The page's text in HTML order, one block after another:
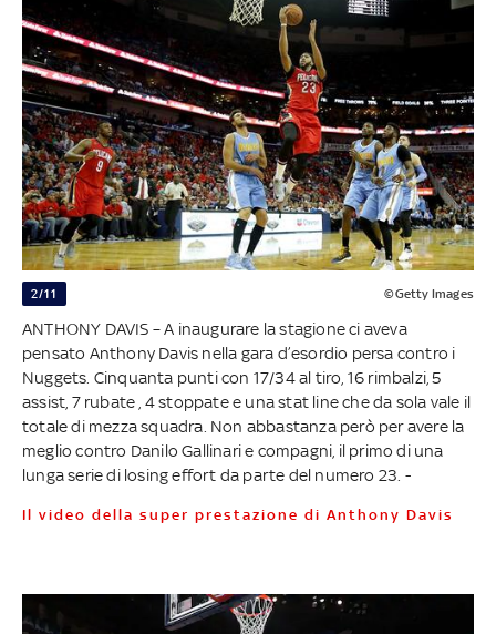
2/11 ©Getty Images
ANTHONY DAVIS – A inaugurare la stagione ci aveva
pensato Anthony Davis nella gara d’esordio persa contro i
Nuggets. Cinquanta punti con 17/34 al tiro, 16 rimbalzi, 5
assist, 7 rubate , 4 stoppate e una stat line che da sola vale il
totale di mezza squadra. Non abbastanza però per avere la
meglio contro Danilo Gallinari e compagni, il primo di una
lunga serie di losing effort da parte del numero 23. -
Il video della super prestazione di Anthony Davis